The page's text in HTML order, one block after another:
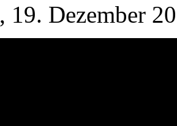
, 19. Dezember